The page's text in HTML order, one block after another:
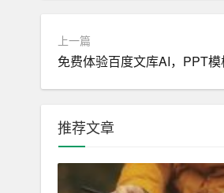
二、百度AI写作服务平台的
借助百度AI写作服务平台
可以完成一篇高质量的文
2. 节省人力成本
上一篇
免费体验百度文库AI，PPT
推荐文章